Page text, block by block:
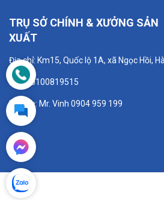
TRỤ SỞ CHÍNH & XƯỞNG SẢN
XUẤT
Địa chỉ: Km15, Quốc lộ 1A, xã Ngọc Hồi,
MST: 0100819515
Hotline: Mr. Vinh 0904 959 199